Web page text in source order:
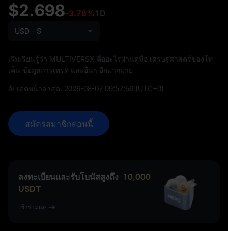
$2.698-3.78%1D
USD - $
เริ่มเรียนรู้ว่า MULTIVERSX คืออะไรผ่านคู่มือ เศรษฐศาสตร์ของโท
เค็น ข้อมูลการเทรด และอื่นๆ อีกมากมาย
อัปเดตหน้าล่าสุด: 2026-08-07 09:57:56 (UTC+0)
สมัครสมาชิกตอนนี้
ลงทะเบียนและรับโบนัสสูงถึง 10,000
USDT
เข้าร่วมเลย